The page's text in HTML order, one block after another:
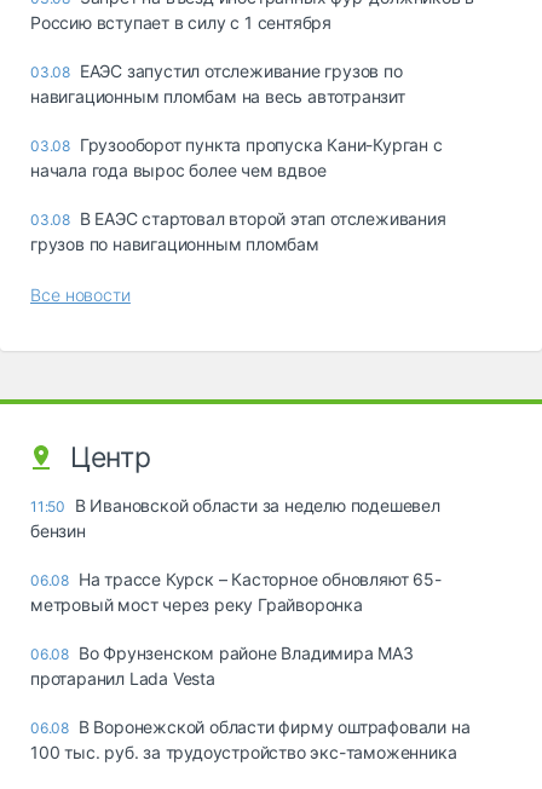
Россию вступает в силу с 1 сентября
03.08 ЕАЭС запустил отслеживание грузов по
навигационным пломбам на весь автотранзит
03.08 Грузооборот пункта пропуска Кани-Курган с
начала года вырос более чем вдвое
03.08 В ЕАЭС стартовал второй этап отслеживания
грузов по навигационным пломбам
Все новости
Центр
11:50
В Ивановской области за неделю подешевел
бензин
06.08 На трассе Курск – Касторное обновляют 65-
метровый мост через реку Грайворонка
06.08 Во Фрунзенском районе Владимира МАЗ
протаранил Lada Vesta
06.08 В Воронежской области фирму оштрафовали на
100 тыс. руб. за трудоустройство экс-таможенника